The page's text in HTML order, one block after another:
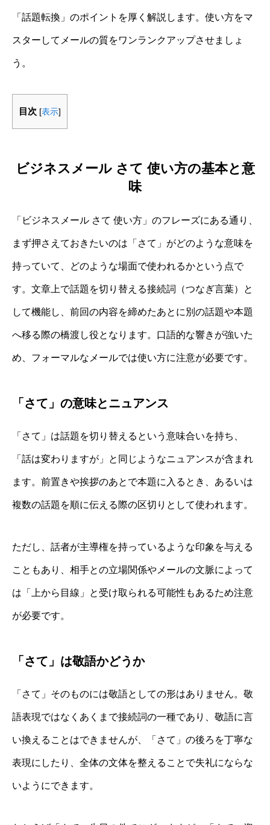
「話題転換」のポイントを厚く解説します。使い方をマ
スターしてメールの質をワンランクアップさせましょ
う。
目次 [表示]
ビジネスメール さて 使い方の基本と意
味
「ビジネスメール さて 使い方」のフレーズにある通り、
まず押さえておきたいのは「さて」がどのような意味を
持っていて、どのような場面で使われるかという点で
す。文章上で話題を切り替える接続詞（つなぎ言葉）と
して機能し、前回の内容を締めたあとに別の話題や本題
へ移る際の橋渡し役となります。口語的な響きが強いた
め、フォーマルなメールでは使い方に注意が必要です。
「さて」の意味とニュアンス
「さて」は話題を切り替えるという意味合いを持ち、
「話は変わりますが」と同じようなニュアンスが含まれ
ます。前置きや挨拶のあとで本題に入るとき、あるいは
複数の話題を順に伝える際の区切りとして使われます。
ただし、話者が主導権を持っているような印象を与える
こともあり、相手との立場関係やメールの文脈によって
は「上から目線」と受け取られる可能性もあるため注意
が必要です。
「さて」は敬語かどうか
「さて」そのものには敬語としての形はありません。敬
語表現ではなくあくまで接続詞の一種であり、敬語に言
い換えることはできませんが、「さて」の後ろを丁寧な
表現にしたり、全体の文体を整えることで失礼にならな
いようにできます。